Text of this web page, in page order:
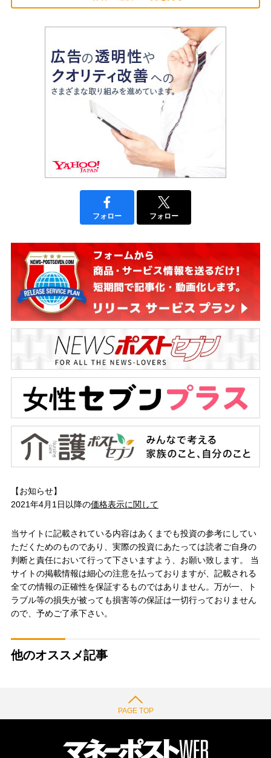
フォロー フォロー
【お知らせ】
2021年4月1日以降の価格表示に関して
当サイトに記載されている内容はあくまでも投資の参考にしてい
ただくためのものであり、実際の投資にあたっては読者ご自身の
判断と責任において行って下さいますよう、お願い致します。 当
サイトの掲載情報は細心の注意を払っておりますが、記載される
全ての情報の正確性を保証するものではありません。万が一、ト
ラブル等の損失が被っても損害等の保証は一切行っておりません
ので、予めご了承下さい。
他のオススメ記事
PAGE TOP